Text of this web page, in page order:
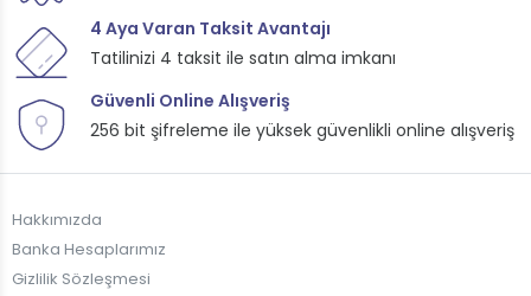
4 Aya Varan Taksit Avantajı
Tatilinizi 4 taksit ile satın alma imkanı
Güvenli Online Alışveriş
256 bit şifreleme ile yüksek güvenlikli online alışveriş
Hakkımızda
Banka Hesaplarımız
Gizlilik Sözleşmesi